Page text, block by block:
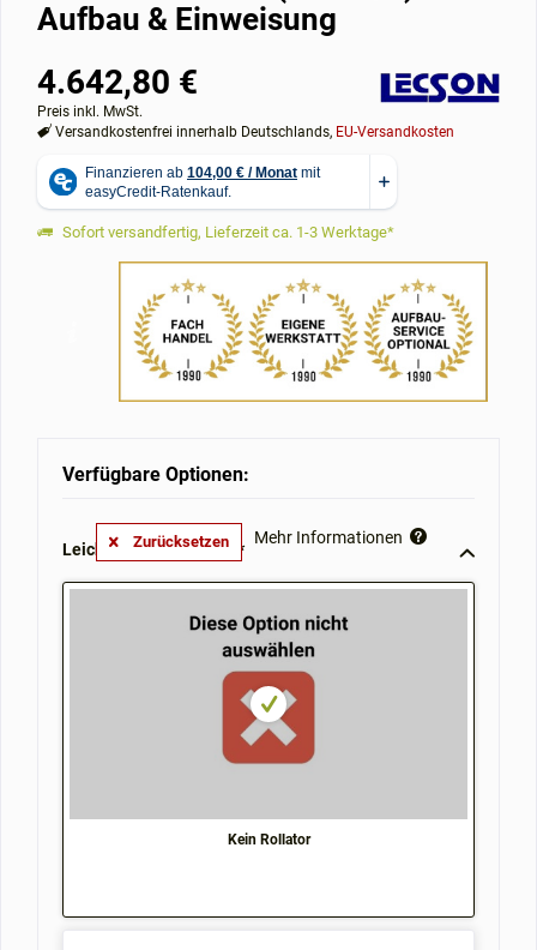
Aufbau & Einweisung
4.642,80 €
Preis inkl. MwSt.
Versandkostenfrei innerhalb Deutschlands, EU-Versandkosten
Sofort versandfertig, Lieferzeit ca. 1-3 Werktage*
Verfügbare Optionen:
Leichtgewichtrollator **
Kein Rollator
Zurücksetzen Mehr Informationen